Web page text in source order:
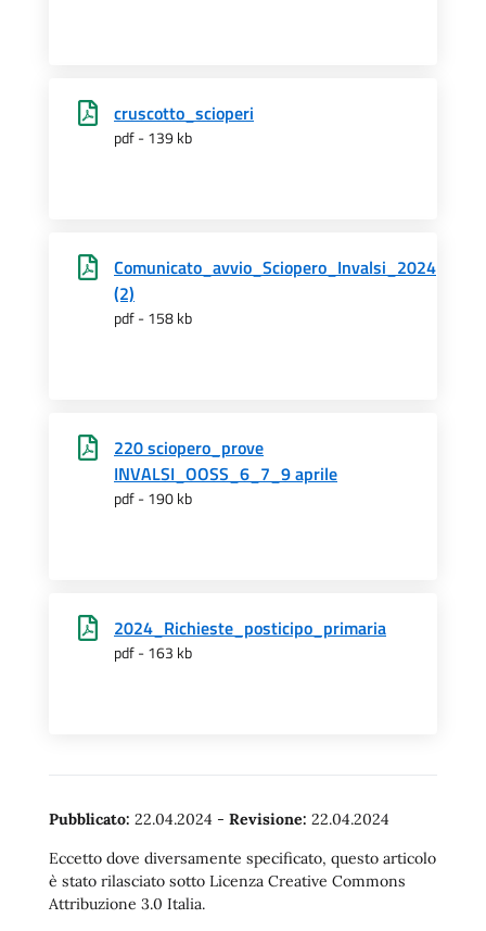
cruscotto_scioperi
pdf - 139 kb
Comunicato_avvio_Sciopero_Invalsi_2024
(2)
pdf - 158 kb
220 sciopero_prove
INVALSI_OOSS_6_7_9 aprile
pdf - 190 kb
2024_Richieste_posticipo_primaria
pdf - 163 kb
Pubblicato: 22.04.2024 - Revisione: 22.04.2024
Eccetto dove diversamente specificato, questo articolo
è stato rilasciato sotto Licenza Creative Commons
Attribuzione 3.0 Italia.